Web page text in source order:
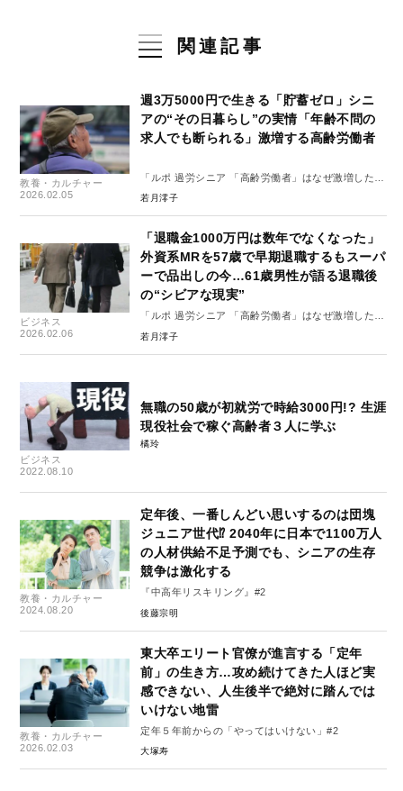
関連記事
教養・カルチャー
2026.02.05
週3万5000円で生きる「貯蓄ゼロ」シニ
アの“その日暮らし”の実情「年齢不問の
求人でも断られる」激増する高齢労働者
「ルポ 過労シニア 「高齢労働者」はなぜ激増したの
か」#1
若月澪子
ビジネス
2026.02.06
「退職金1000万円は数年でなくなった」
外資系MRを57歳で早期退職するもスーパ
ーで品出しの今…61歳男性が語る退職後
の“シビアな現実”
「ルポ 過労シニア 「高齢労働者」はなぜ激増したの
か」#2
若月澪子
ビジネス
2022.08.10
無職の50歳が初就労で時給3000円!? 生涯
現役社会で稼ぐ高齢者３人に学ぶ
橘玲
教養・カルチャー
2024.08.20
定年後、一番しんどい思いするのは団塊
ジュニア世代⁉︎ 2040年に日本で1100万人
の人材供給不足予測でも、シニアの生存
競争は激化する
『中高年リスキリング』#2
後藤宗明
教養・カルチャー
2026.02.03
東大卒エリート官僚が進言する「定年
前」の生き方…攻め続けてきた人ほど実
感できない、人生後半で絶対に踏んでは
いけない地雷
定年５年前からの「やってはいけない」#2
大塚寿